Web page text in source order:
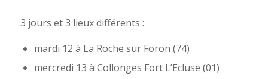
3 jours et 3 lieux différents :
mardi 12 à La Roche sur Foron (74)
mercredi 13 à Collonges Fort L’Ecluse (01)